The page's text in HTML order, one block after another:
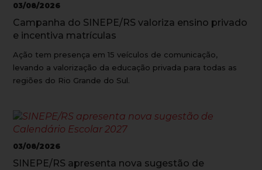
03/08/2026
Campanha do SINEPE/RS valoriza ensino privado
e incentiva matrículas
Ação tem presença em 15 veículos de comunicação,
levando a valorização da educação privada para todas as
regiões do Rio Grande do Sul.
03/08/2026
SINEPE/RS apresenta nova sugestão de